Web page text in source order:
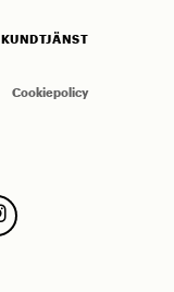
KUNDTJÄNST
Cookiepolicy